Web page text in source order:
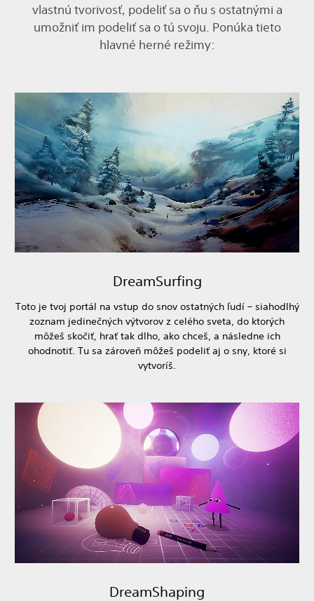
vlastnú tvorivosť, podeliť sa o ňu s ostatnými a
umožniť im podeliť sa o tú svoju. Ponúka tieto
hlavné herné režimy:
DreamSurfing
Toto je tvoj portál na vstup do snov ostatných ľudí – siahodlhý
zoznam jedinečných výtvorov z celého sveta, do ktorých
môžeš skočiť, hrať tak dlho, ako chceš, a následne ich
ohodnotiť. Tu sa zároveň môžeš podeliť aj o sny, ktoré si
vytvoríš.
DreamShaping